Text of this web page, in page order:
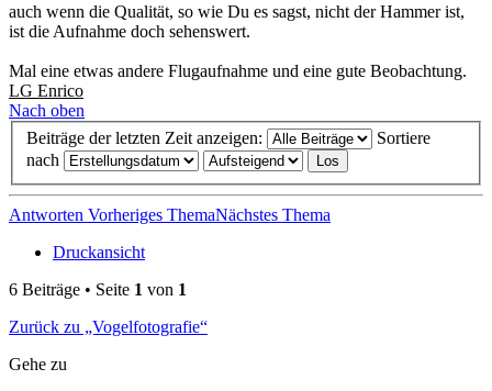
auch wenn die Qualität, so wie Du es sagst, nicht der Hammer ist,
ist die Aufnahme doch sehenswert.
Mal eine etwas andere Flugaufnahme und eine gute Beobachtung.
LG Enrico
Nach oben
Beiträge der letzten Zeit anzeigen:
Sortiere
nach
Antworten Vorheriges ThemaNächstes Thema
Druckansicht
6 Beiträge • Seite 1 von 1
Zurück zu „Vogelfotografie“
Gehe zu